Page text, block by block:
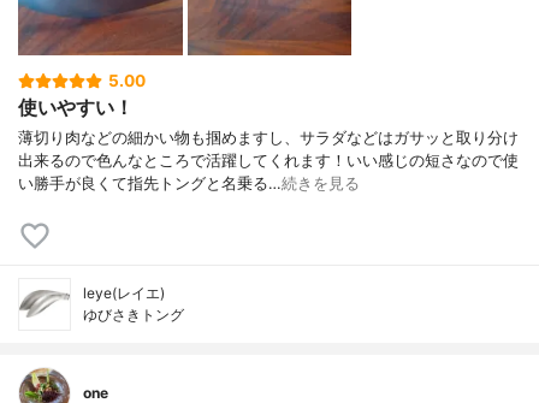
5.00
使いやすい！
薄切り肉などの細かい物も掴めますし、サラダなどはガサッと取り分け
出来るので色んなところで活躍してくれます！いい感じの短さなので使
い勝手が良くて指先トングと名乗る…続きを見る
leye(レイエ)
ゆびさきトング
one